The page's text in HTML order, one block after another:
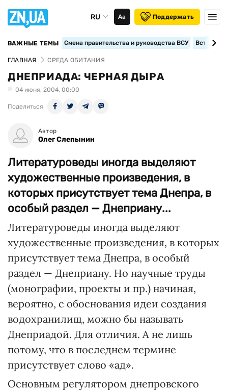
RU Аа Поддержать
ВАЖНЫЕ ТЕМЫ Смена правительства и руководства ВСУ
ГЛАВНАЯ СРЕДА ОБИТАНИЯ
ДНЕПРИАДА: ЧЕРНАЯ ДЫРА
04 июня, 2004, 00:00
Поделиться
Автор
Олег Слепынин
Литературоведы иногда выделяют
художественные произведения, в
которых присутствует тема Днепра, в
особый раздел — Днеприану...
Литературоведы иногда выделяют
художественные произведения, в которых
присутствует тема Днепра, в особый
раздел — Днеприану. Но научные труды
(монографии, проекты и пр.) начиная,
вероятно, с обоснования идеи создания
водохранилищ, можно бы называть
Днеприадой. Для отличия. А не лишь
потому, что в последнем термине
присутствует слово «ад».
Основным регулятором днепровского